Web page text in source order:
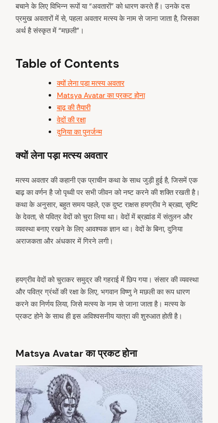
बचाने के लिए विभिन्न रूपों या “अवतारों” को धारण करते हैं। उनके दस
प्रमुख अवतारों में से, पहला अवतार मत्स्य के नाम से जाना जाता है, जिसका
अर्थ है संस्कृत में “मछली”।
Table of Contents
क्यों लेना पड़ा मत्स्य अवतार
Matsya Avatar का प्रकट होना
बाढ़ की तैयारी
वेदों की रक्षा
दुनिया का पुनर्जन्म
क्यों लेना पड़ा मत्स्य अवतार
मत्स्य अवतार की कहानी एक प्राचीन कथा के साथ जुड़ी हुई है, जिसमें एक
बाढ़ का वर्णन है जो पृथ्वी पर सभी जीवन को नष्ट करने की शक्ति रखती है।
कथा के अनुसार, बहुत समय पहले, एक दुष्ट राक्षस हयग्रीव ने ब्रह्मा, सृष्टि
के देवता, से पवित्र वेदों को चुरा लिया था। वेदों में ब्रह्मांड में संतुलन और
व्यवस्था बनाए रखने के लिए आवश्यक ज्ञान था। वेदों के बिना, दुनिया
अराजकता और अंधकार में गिरने लगी।
हयग्रीव वेदों को चुराकर समुद्र की गहराई में छिप गया। संसार की व्यवस्था
और पवित्र ग्रंथों की रक्षा के लिए, भगवान विष्णु ने मछली का रूप धारण
करने का निर्णय लिया, जिसे मत्स्य के नाम से जाना जाता है। मत्स्य के
प्रकट होने के साथ ही इस अविश्वसनीय यात्रा की शुरुआत होती है।
Matsya Avatar का प्रकट होना